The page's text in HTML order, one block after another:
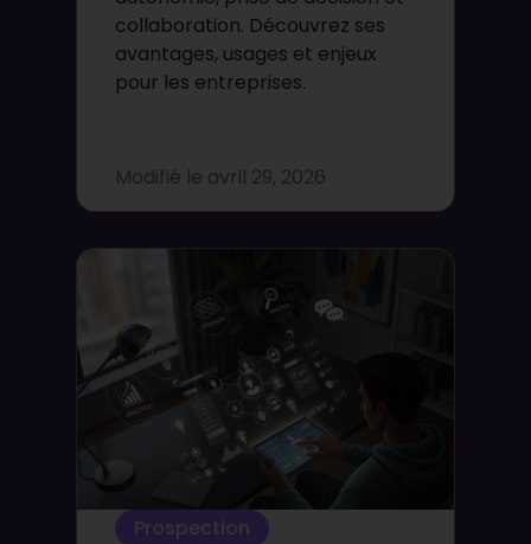
collaboration. Découvrez ses
avantages, usages et enjeux
pour les entreprises.
Modifié le avril 29, 2026
Prospection